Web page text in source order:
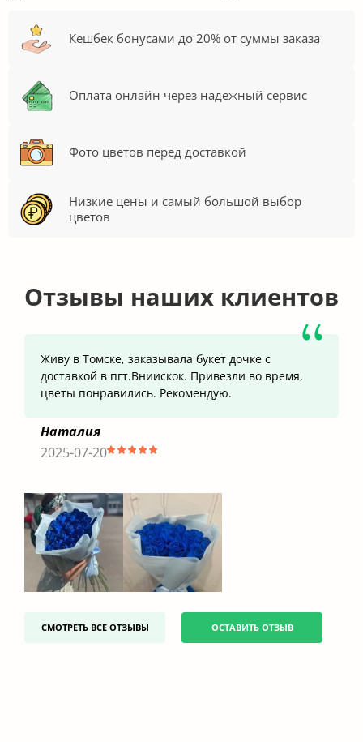
Кешбек бонусами до 20% от суммы заказа
Оплата онлайн через надежный сервис
Фото цветов перед доставкой
Низкие цены и самый большой выбор
цветов
Отзывы наших клиентов
Живу в Томске, заказывала букет дочке с
доставкой в пгт.Вниискок. Привезли во время,
цветы понравились. Рекомендую.
Наталия
2025-07-20
СМОТРЕТЬ ВСЕ ОТЗЫВЫ ОСТАВИТЬ ОТЗЫВ